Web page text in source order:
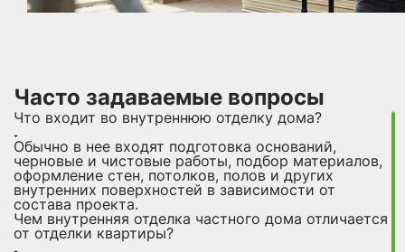
Часто задаваемые вопросы
Что входит во внутреннюю отделку дома?
Обычно в нее входят подготовка оснований,
черновые и чистовые работы, подбор материалов,
оформление стен, потолков, полов и других
внутренних поверхностей в зависимости от
состава проекта.
Чем внутренняя отделка частного дома отличается
от отделки квартиры?